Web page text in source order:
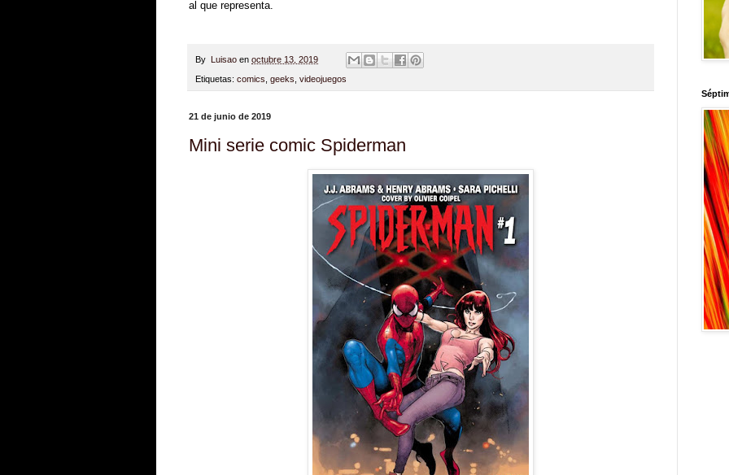
al que representa.
By Luisao en octubre 13, 2019
Etiquetas: comics geeks videojuegos
21 de junio de 2019
Mini serie comic Spiderman